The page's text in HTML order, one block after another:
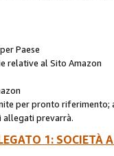
Paese
relative al Sito Amazon
per pronto riferimento;
allegati prevarrà.
1: SOCIETÀ